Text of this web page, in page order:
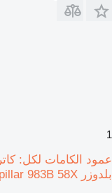
1
بلدوزر Caterpillar 983B 58X